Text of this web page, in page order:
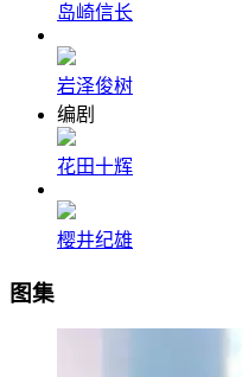
岛崎信长
岩泽俊树
编剧
花田十辉
樱井纪雄
图集